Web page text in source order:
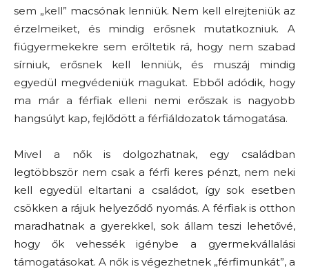
sem „kell” macsónak lenniük. Nem kell elrejteniük az
érzelmeiket, és mindig erősnek mutatkozniuk. A
fiúgyermekekre sem erőltetik rá, hogy nem szabad
sírniuk, erősnek kell lenniük, és muszáj mindig
egyedül megvédeniük magukat. Ebből adódik, hogy
ma már a férfiak elleni nemi erőszak is nagyobb
hangsúlyt kap, fejlődött a férfiáldozatok támogatása.
Mivel a nők is dolgozhatnak, egy családban
legtöbbször nem csak a férfi keres pénzt, nem neki
kell egyedül eltartani a családot, így sok esetben
csökken a rájuk helyeződő nyomás. A férfiak is otthon
maradhatnak a gyerekkel, sok állam teszi lehetővé,
hogy ők vehessék igénybe a gyermekvállalási
támogatásokat. A nők is végezhetnek „férfimunkát”, a